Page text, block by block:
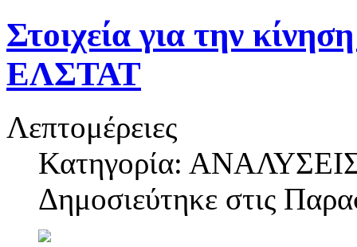
Στοιχεία για την
ΕΛΣΤΑΤ
Λεπτομέρειες
Κατηγορία:
Δημοσιεύτηκε στις